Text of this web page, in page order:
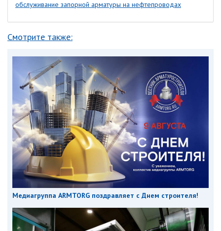
обслуживание запорной арматуры на нефтепроводах
Смотрите также:
Медиагруппа ARMTORG поздравляет с Днем строителя!